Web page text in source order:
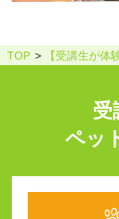
TOP 【受講生が
受
ペッ